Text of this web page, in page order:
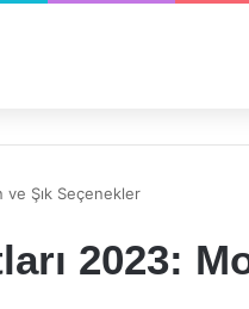
ve Şık Seçenekler
2023: